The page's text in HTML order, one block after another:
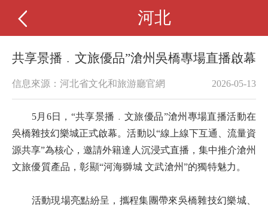
河北
共享景播﹒文旅優品”滄州吳橋專場直播啟幕
信息來源：河北省文化和旅游廳官網 2026-05-13
5月6日，“共享景播﹒文旅優品”滄州專場直播活動在
吳橋雜技幻樂城正式啟幕。活動以“線上線下互通、流量資
源共享”為核心，邀請外籍達人沉浸式直播，集中推介滄州
文旅優質產品，彰顯“河海獅城 文武滄州”的獨特魅力。
活動現場亮點紛呈，攜程集團帶來吳橋雜技幻樂城、